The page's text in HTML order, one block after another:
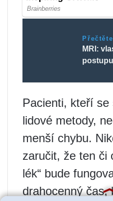
MRI:
postupu
Pacienti, kteří
lidové metody,
menší chybu.
zaručit, že ten či
lék“ bude
drahocenný čas,